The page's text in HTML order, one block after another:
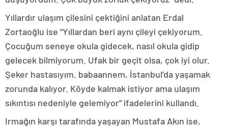
Yıllardır ulaşım çilesini çektiğini anlatan Erdal
Zortaoğlu ise “Yıllardan beri aynı çileyi çekiyorum.
Çocuğum seneye okula gidecek, nasıl okula gidip
gelecek bilmiyorum. Ufak bir geçit olsa, çok iyi olur.
Şeker hastasıyım. babaannem, İstanbul’da yaşamak
zorunda kalıyor. Köyde kalmak istiyor ama ulaşım
sıkıntısı nedeniyle gelemiyor” ifadelerini kullandı.
Irmağın karşı tarafında yaşayan Mustafa Akın ise,